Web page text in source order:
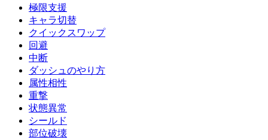
極限支援
キャラ切替
クイックスワップ
回避
中断
ダッシュのやり方
属性相性
重撃
状態異常
シールド
部位破壊